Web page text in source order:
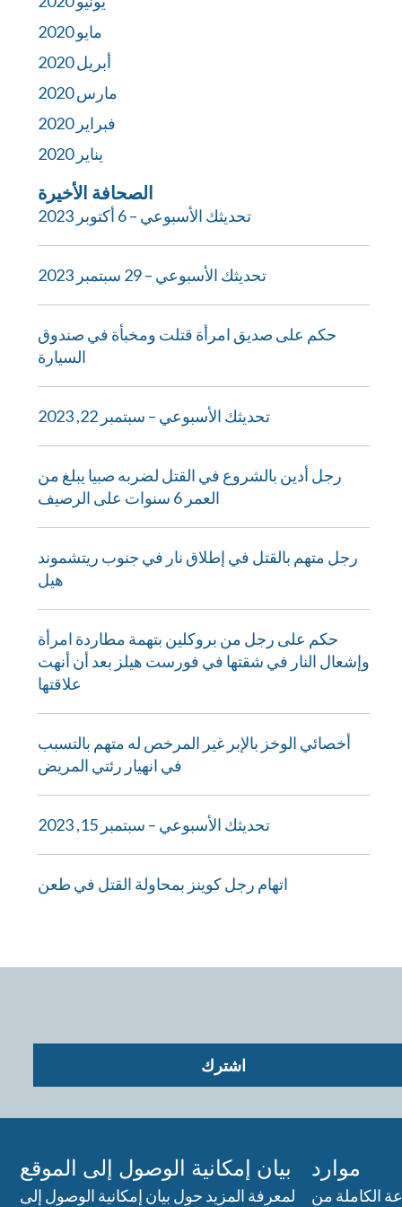
مايو 2020
أبريل 2020
مارس 2020
فبراير 2020
يناير 2020
الصحافة الأخيرة
تحديثك الأسبوعي – 6 أكتوبر 2023
تحديثك الأسبوعي – 29 سبتمبر 2023
حكم على صديق امرأة قتلت ومخبأة في صندوق
السيارة
تحديثك الأسبوعي – سبتمبر 22, 2023
رجل أدين بالشروع في القتل لضربه صبيا يبلغ من
العمر 6 سنوات على الرصيف
رجل متهم بالقتل في إطلاق نار في جنوب ريتشموند
هيل
حكم على رجل من بروكلين بتهمة مطاردة امرأة
وإشعال النار في شقتها في فورست هيلز بعد أن أنهت
علاقتها
أخصائي الوخز بالإبر غير المرخص له متهم بالتسبب
في انهيار رئتي المريض
تحديثك الأسبوعي – سبتمبر 15, 2023
اتهام رجل كوينز بمحاولة القتل في طعن
اشترك
موارد
الكاملة من
بيان إمكانية الوصول إلى الموقع
لمعرفة المزيد حول بيان إمكانية الوصول إلى